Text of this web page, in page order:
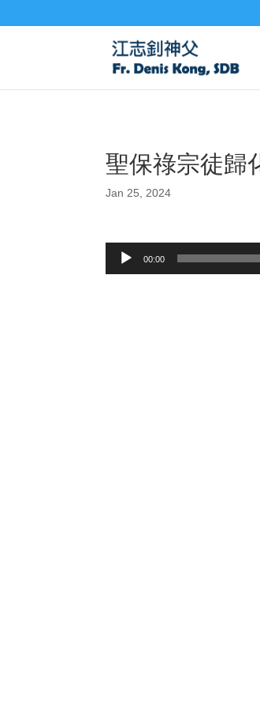
聖保祿宗徒歸
Jan 25, 2024
Audio
00:00